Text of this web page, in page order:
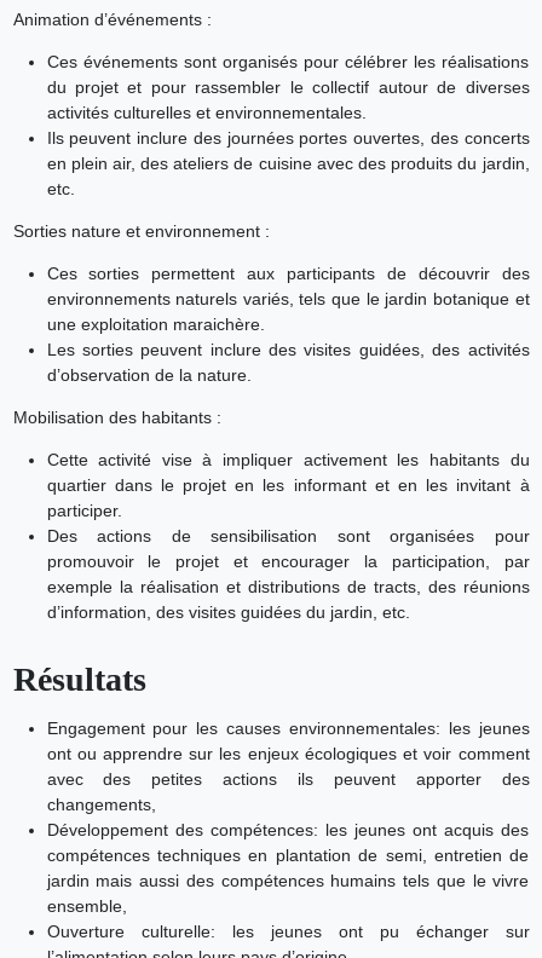
Animation d’événements :
Ces événements sont organisés pour célébrer les réalisations
du projet et pour rassembler le collectif autour de diverses
activités culturelles et environnementales.
Ils peuvent inclure des journées portes ouvertes, des concerts
en plein air, des ateliers de cuisine avec des produits du jardin,
etc.
Sorties nature et environnement :
Ces sorties permettent aux participants de découvrir des
environnements naturels variés, tels que le jardin botanique et
une exploitation maraichère.
Les sorties peuvent inclure des visites guidées, des activités
d’observation de la nature.
Mobilisation des habitants :
Cette activité vise à impliquer activement les habitants du
quartier dans le projet en les informant et en les invitant à
participer.
Des actions de sensibilisation sont organisées pour
promouvoir le projet et encourager la participation, par
exemple la réalisation et distributions de tracts, des réunions
d’information, des visites guidées du jardin, etc.
Résultats
Engagement pour les causes environnementales: les jeunes
ont ou apprendre sur les enjeux écologiques et voir comment
avec des petites actions ils peuvent apporter des
changements,
Développement des compétences: les jeunes ont acquis des
compétences techniques en plantation de semi, entretien de
jardin mais aussi des compétences humains tels que le vivre
ensemble,
Ouverture culturelle: les jeunes ont pu échanger sur